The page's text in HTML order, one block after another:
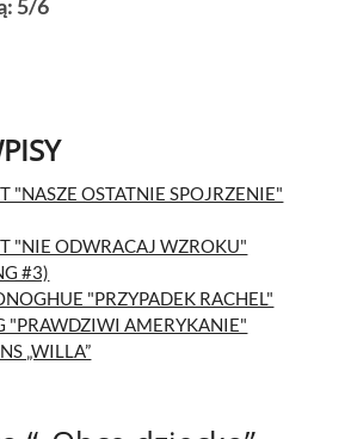
5/6
"NASZE OSTATNIE SPOJRZENIE"
"NIE ODWRACAJ WZROKU"
#3)
"PRZYPADEK RACHEL"
"PRAWDZIWI AMERYKANIE"
„WILLA”